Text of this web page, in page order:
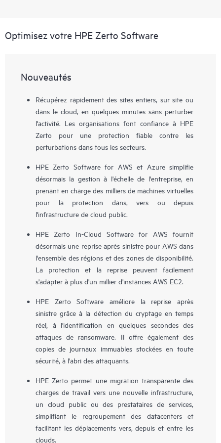
Optimisez votre HPE Zerto Software
Nouveautés
Récupérez rapidement des sites entiers, sur site ou
dans le cloud, en quelques minutes sans perturber
l'activité. Les organisations font confiance à HPE
Zerto pour une protection fiable contre les
perturbations dans tous les secteurs.
HPE Zerto Software for AWS et Azure simplifie
désormais la gestion à l'échelle de l'entreprise, en
prenant en charge des milliers de machines virtuelles
pour la protection dans, vers ou depuis
l'infrastructure de cloud public.
HPE Zerto In-Cloud Software for AWS fournit
désormais une reprise après sinistre pour AWS dans
l'ensemble des régions et des zones de disponibilité.
La protection et la reprise peuvent facilement
s'adapter à plus d'un millier d'instances AWS EC2.
HPE Zerto Software améliore la reprise après
sinistre grâce à la détection du cryptage en temps
réel, à l'identification en quelques secondes des
attaques de ransomware. Il offre également des
copies de journaux immuables stockées en toute
sécurité, à l'abri des attaquants.
HPE Zerto permet une migration transparente des
charges de travail vers une nouvelle infrastructure,
un cloud public ou des prestataires de services,
simplifiant le regroupement des datacenters et
facilitant les déplacements vers, depuis et entre les
clouds.